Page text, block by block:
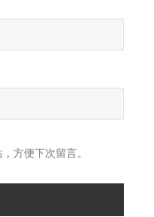
方便下次留言。